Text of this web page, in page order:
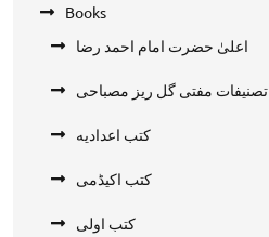
Books
اعلیٰ حضرت امام احمد رضا
تصنیفات مفتی گل ریز مصباحی
کتب اعدادیه
کتب اکیڈمی
کتب اولی